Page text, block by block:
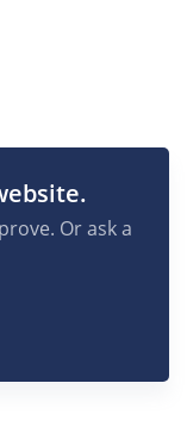
Or ask a